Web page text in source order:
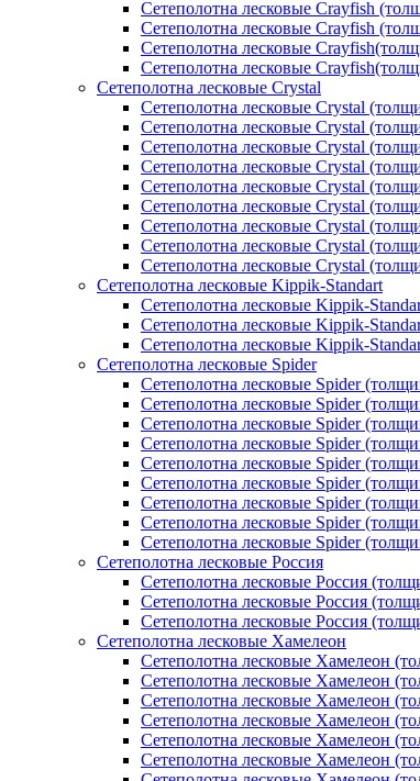
Сетеполотна лесковые Crayfish
Сетеполотна лесковые Crayfish
Сетеполотна лесковые
Сетеполотна лесковые
Сетеполотна лесковые Crystal
Сетеполотна лесковые Crystal
Сетеполотна лесковые Crystal
Сетеполотна лесковые Crystal
Сетеполотна лесковые Crystal
Сетеполотна лесковые Crystal
Сетеполотна лесковые Crystal
Сетеполотна лесковые Crystal
Сетеполотна лесковые Crystal
Сетеполотна лесковые Crystal
Сетеполотна лесковые Kippik-Standart
Сетеполотна лесковые Kippik-
Сетеполотна лесковые Kippik-
Сетеполотна лесковые Kippik-
Сетеполотна лесковые Spider
Сетеполотна лесковые Spider
Сетеполотна лесковые Spider
Сетеполотна лесковые Spider
Сетеполотна лесковые Spider
Сетеполотна лесковые Spider
Сетеполотна лесковые Spider
Сетеполотна лесковые Spider
Сетеполотна лесковые Spider
Сетеполотна лесковые Spider
Сетеполотна лесковые Россия
Сетеполотна лесковые Россия
Сетеполотна лесковые Россия
Сетеполотна лесковые Россия
Сетеполотна лесковые Хамелеон
Сетеполотна лесковые Хамелеон
Сетеполотна лесковые Хамелеон
Сетеполотна лесковые Хамелеон
Сетеполотна лесковые Хамелеон
Сетеполотна лесковые Хамелеон
Сетеполотна лесковые Хамелеон